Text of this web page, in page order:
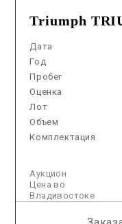
Triumph
Дата
Год
Пробег
Оценка
Лот
Объем
Комплектация
Аукцион
Цена во
Владивостоке